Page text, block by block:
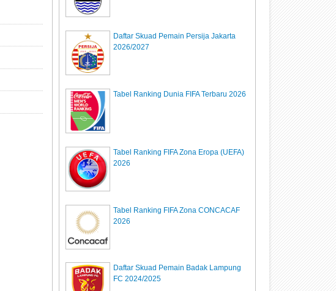
Daftar Skuad Pemain Persija Jakarta
2026/2027
Tabel Ranking Dunia FIFA Terbaru 2026
Tabel Ranking FIFA Zona Eropa (UEFA)
2026
Tabel Ranking FIFA Zona CONCACAF
2026
Daftar Skuad Pemain Badak Lampung
FC 2024/2025